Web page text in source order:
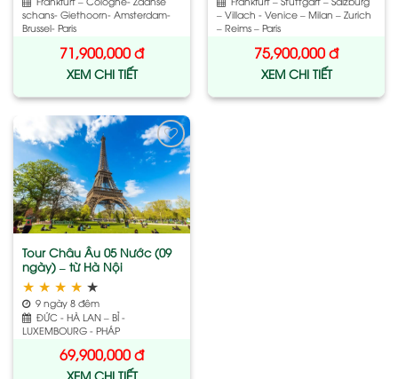
schans- Giethoorn- Amsterdam-
Brussel- Paris
71,900,000đ
XEM CHI TIẾT
– Villach - Venice – Milan – Zurich
– Reims – Paris
75,900,000đ
XEM CHI TIẾT
Add
to
wishlist
Tour Châu Âu 05 Nước (09
ngày) – từ Hà Nội
★ ★ ★ ★ ★
9 ngày 8 đêm
ĐỨC - HÀ LAN – BỈ -
LUXEMBOURG - PHÁP
69,900,000đ
XEM CHI TIẾT